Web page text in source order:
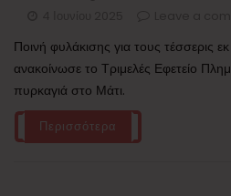
Ποινή φυλάκισης για τους τέσσερις
ανακοίνωσε το Τριμελές Εφετείο
πυρκαγιά στο Μάτι.
Περισσότερα